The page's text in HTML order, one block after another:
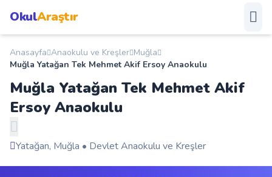
OkulAraştır
Anasayfa
Okullar
Anasayfa Anaokulu ve Kreşler Muğla
Muğla Yatağan Tek Mehmet Akif Ersoy Anaokulu
Muğla Yatağan Tek Mehmet Akif
Ersoy Anaokulu
Yatağan, Muğla • Devlet Anaokulu ve Kreşler